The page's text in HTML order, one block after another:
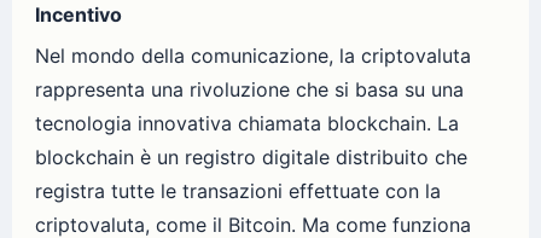
Incentivo
Nel mondo della comunicazione, la criptovaluta
rappresenta una rivoluzione che si basa su una
tecnologia innovativa chiamata blockchain. La
blockchain è un registro digitale distribuito che
registra tutte le transazioni effettuate con la
criptovaluta, come il Bitcoin. Ma come funziona